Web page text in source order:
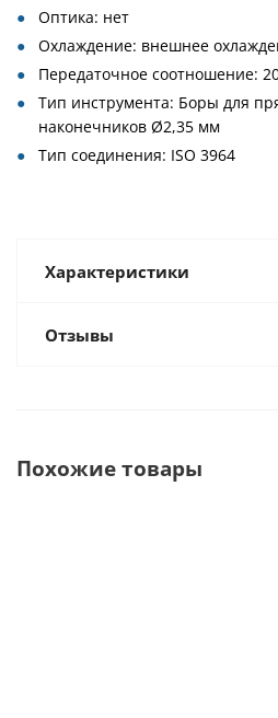
Оптика: нет
Охлаждение: внешнее
Передаточное соотношение:
Тип инструмента: Боры для
наконечников Ø2,35 мм
Тип соединения: ISO 3964
Характеристики
Отзывы
Похожие товары